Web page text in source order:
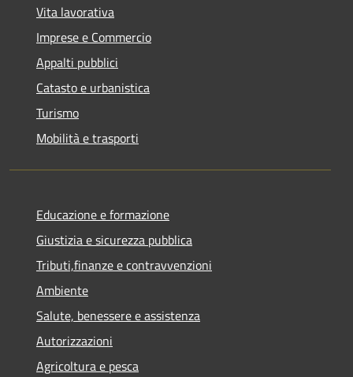
Vita lavorativa
Imprese e Commercio
Appalti pubblici
Catasto e urbanistica
Turismo
Mobilità e trasporti
Educazione e formazione
Giustizia e sicurezza pubblica
Tributi,finanze e contravvenzioni
Ambiente
Salute, benessere e assistenza
Autorizzazioni
Agricoltura e pesca